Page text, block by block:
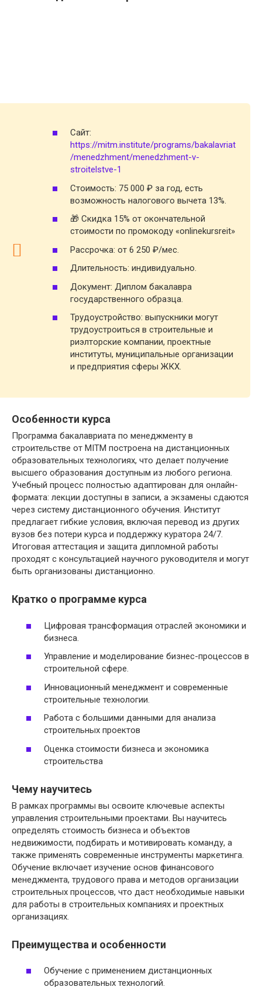
Сайт:
https://mitm.institute/programs/bakalavriat
/menedzhment/menedzhment-v-
stroitelstve-1
Стоимость: 75 000 ₽ за год, есть
возможность налогового вычета 13%.
🎁 Скидка 15% от окончательной
стоимости по промокоду «onlinekursreit»
Рассрочка: от 6 250 ₽/мес.
Длительность: индивидуально.
Документ: Диплом бакалавра
государственного образца.
Трудоустройство: выпускники могут
трудоустроиться в строительные и
риэлторские компании, проектные
институты, муниципальные организации
и предприятия сферы ЖКХ.
Особенности курса
Программа бакалавриата по менеджменту в
строительстве от MITM построена на дистанционных
образовательных технологиях, что делает получение
высшего образования доступным из любого региона.
Учебный процесс полностью адаптирован для онлайн-
формата: лекции доступны в записи, а экзамены сдаются
через систему дистанционного обучения. Институт
предлагает гибкие условия, включая перевод из других
вузов без потери курса и поддержку куратора 24/7.
Итоговая аттестация и защита дипломной работы
проходят с консультацией научного руководителя и могут
быть организованы дистанционно.
Кратко о программе курса
Цифровая трансформация отраслей экономики и
бизнеса.
Управление и моделирование бизнес-процессов в
строительной сфере.
Инновационный менеджмент и современные
строительные технологии.
Работа с большими данными для анализа
строительных проектов
Оценка стоимости бизнеса и экономика
строительства
Чему научитесь
В рамках программы вы освоите ключевые аспекты
управления строительными проектами. Вы научитесь
определять стоимость бизнеса и объектов
недвижимости, подбирать и мотивировать команду, а
также применять современные инструменты маркетинга.
Обучение включает изучение основ финансового
менеджмента, трудового права и методов организации
строительных процессов, что даст необходимые навыки
для работы в строительных компаниях и проектных
организациях.
Преимущества и особенности
Обучение с применением дистанционных
образовательных технологий.